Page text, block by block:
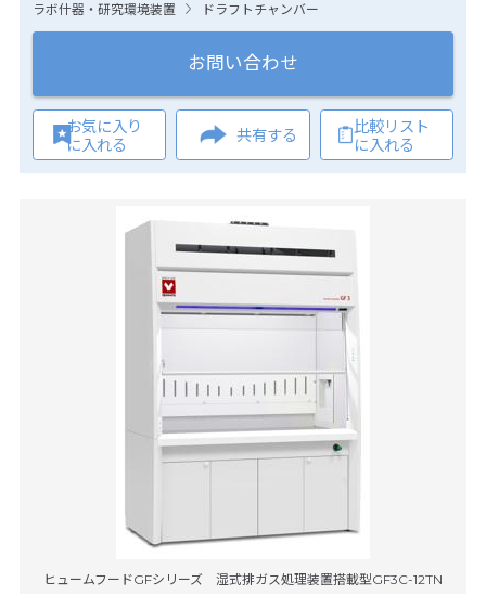
ラボ什器・研究環境装置
ドラフトチャンバー
お問い合わせ
お気に入り
に入れる
共有する
比較リスト
に入れる
ヒュームフードGFシリーズ 湿式排ガス処理装置搭載型GF3C-12TN